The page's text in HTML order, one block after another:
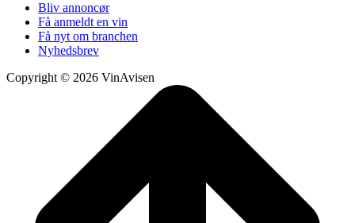
Bliv annoncør
Få anmeldt en vin
Få nyt om branchen
Nyhedsbrev
Copyright © 2026 VinAvisen